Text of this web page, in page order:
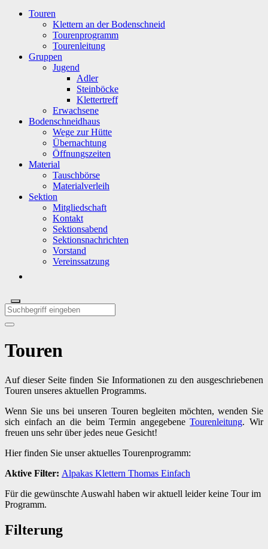
Touren
Klettern an der Bodenschneid
Tourenprogramm
Tourenleitung
Gruppen
Jugend
Adler
Steinböcke
Klettertreff
Erwachsene
Bodenschneidhaus
Wege zur Hütte
Übernachtung
Öffnungszeiten
Material
Tauschbörse
Materialverleih
Sektion
Mitgliedschaft
Kontakt
Sektionsabend
Sektionsnachrichten
Vorstand
Vereinssatzung
Touren
Auf dieser Seite finden Sie Informationen zu den ausgeschriebenen
Touren unseres aktuellen Programms.
Wenn Sie uns bei unseren Touren begleiten möchten, wenden Sie
sich einfach an die beim Termin angegebeneTourenleitung. Wir
freuen uns sehr über jedes neue Gesicht!
Hier finden Sie unser aktuelles Tourenprogramm:
Aktive Filter: Alpakas Klettern Thomas Einfach
Für die gewünschte Auswahl haben wir aktuell leider keine Tour im
Programm.
Filterung